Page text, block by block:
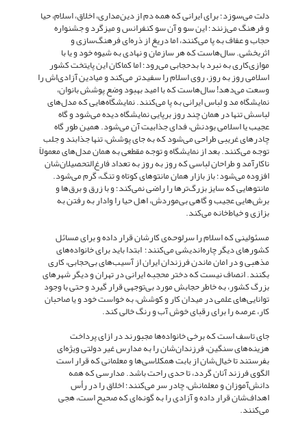
دلت می‌سوزد؛ برای ایرانی که همه دم از دین‌مداری، اخلاق، اسلام، حیا
و فرهنگ می‌زنند؛ این سو و آن سو کنفرانس و میزگرد و جشنواره
حجاب و عفاف به پا می‌کنند، اما دریغ از ذره‌ای فرهنگ‌سازی و
اثربخشی. سال‌هاست که هر سازمان و نهادی به شیوه خود و یا با
موازی‌کاری به نبرد با بدحجابی می‌رود؛ اما کماکان این پایتخت کشور
اسلامی روز به روز، روی اسلام را سفیدتر می‎‌کند و میادین آزادی‌اش را
وسعت می‌دهد! سال‌ها‌ست که با امید بهبود وضع پوشش بانوان،
نمایشگاه مد و لباس ایرانی به پا می‌کنند. نمایشگاه‌هایی که مدل‌های
لباسش تنها در همان چند روز برپایی نمایشگاه دیده می‌شود و گاه
عجیب یا اسلامی بودنش، فدای جذابیت آن می‌شود. همین طور گاه
چادرهای غریبی طراحی می‌شود که به جای پوشش، تنها جذابند و جلب
توجه می‌کنند. بعد از نمایشگاه و توجه مقطعی به همان مدل‌های معمولاً
ناکارآمد و طراحان لباسی که روز به روز به تعداد فارغ‌التحصیلان‌شان
افزوده می‌شود؛ باز بازار همان مانتوهای کوتاه و تنگ، گرم می‌شود.
مانتوهایی که سایز بزرگ‌ترها را راضی نمی‌کند؛ و با زرق و برق‌ها و
برش‌هایی عجیب و گاهی بی‌موردش، اهل حیا را وادار به رفتن به
بزازی و خیاط‌خانه می‌کند.
مسئولینی که اسلام را سرلوحه‌ی کارشان قرار داده و برای مسائل
کشورهای دیگر چاره‌اندیشی می‌کنند؛ ابتدا باید برای خانواده‌های
مذهبی و در امان ماندن فرزندان ایران از آسیب‌های بی‌حجابی، کاری
بکنند. انصاف نیست که دختر محجبه ایرانی در تهران و دیگر شهرهای
بزرگ کشور، به خاطر حجابش مورد بی‌توجهی قرار گیرد و حتی با وجود
توانایی‌های علمی در میدان کار و کوشش، به خواست خود و یا صاحبان
کار، عرصه را برای رقبای خوش آب و رنگ خالی کند.
جای تاسف است که برخی خانواده‌ها مجبورند در ازای پرداخت
هزینه‌های سنگین، فرزندان‌شان را به مدارس غیر دولتی ویژه‌ای
بفرستند تا خیال‌شان از بابت همکلاسی‌ها و معلمانی که قرار است
الگوی فرزند آنان گردد، تا حدی راحت باشد. مدارسی که همه
دانش‌آموزان و معلمانش، چادر سر می‌کنند؛ اخلاق را در رأس
اهداف‌شان قرار داده و آزادی را به گونه‌ای که صحیح است، هجی
می‌کنند.